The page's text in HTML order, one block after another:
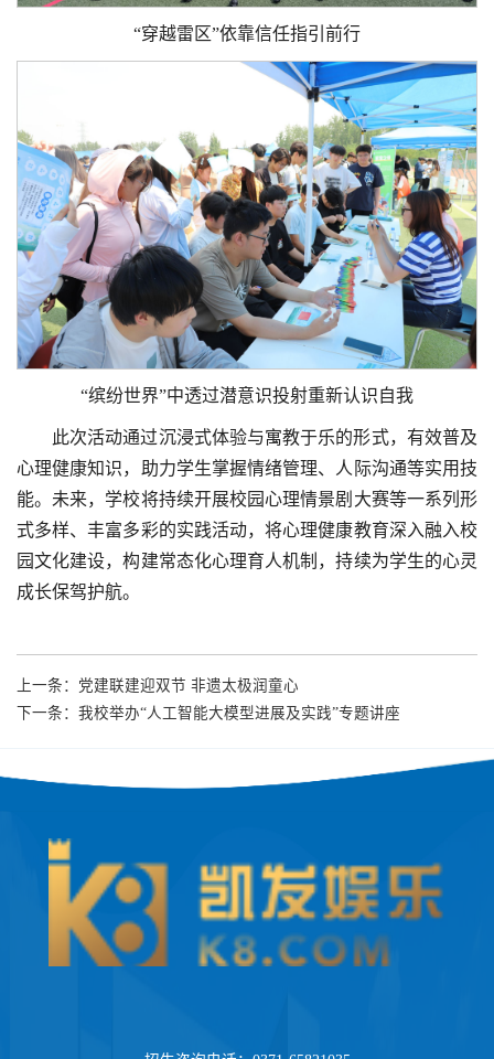
“穿越雷区”依靠信任指引前行
“缤纷世界”中透过潜意识投射重新认识自我
此次活动通过沉浸式体验与寓教于乐的形式，有效普及
心理健康知识，助力学生掌握情绪管理、人际沟通等实用技
能。未来，学校将持续开展校园心理情景剧大赛等一系列形
式多样、丰富多彩的实践活动，将心理健康教育深入融入校
园文化建设，构建常态化心理育人机制，持续为学生的心灵
成长保驾护航。
上一条： 党建联建迎双节 非遗太极润童心
下一条： 我校举办“人工智能大模型进展及实践”专题讲座